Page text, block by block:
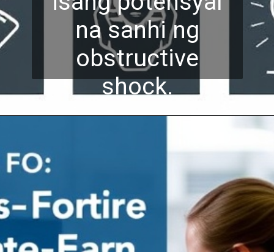
na sanhing
obstructive
shock.